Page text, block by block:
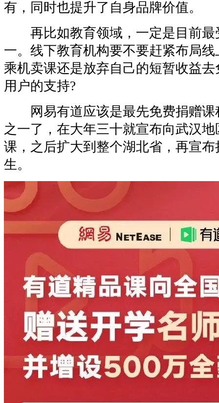
有，同时也提升了自身品牌价值。
再比如教育领域，一定是目前最
一。线下教育机构要不要赶紧布局
乘机卖课还是放弃自己的短暂收益
用户的支持?
网易有道应该是最先免费捐赠课
之一了，在大年三十就宣布向武汉
课，之后扩大到整个湖北省，再宣
生。